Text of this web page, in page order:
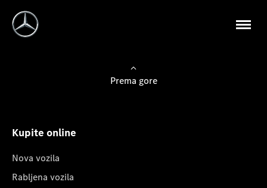
Prema gore
Kupite online
Nova vozila
Rabljena vozila